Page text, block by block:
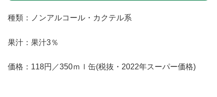
種類：ノンアルコール・カクテル系
果汁：果汁3％
価格：118円／350ｍｌ缶(税抜・2022年スーパー価格)